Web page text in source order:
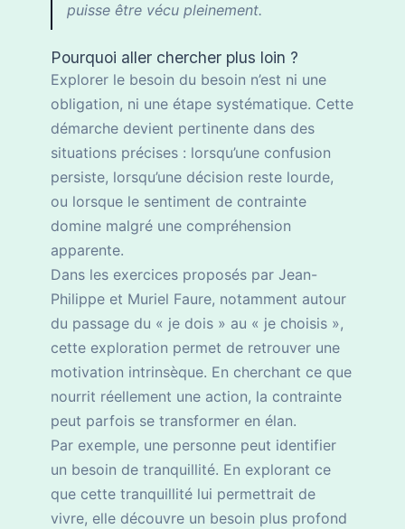
puisse être vécu pleinement.
Pourquoi aller chercher plus loin ?
Explorer le besoin du besoin n’est ni une
obligation, ni une étape systématique. Cette
démarche devient pertinente dans des
situations précises : lorsqu’une confusion
persiste, lorsqu’une décision reste lourde,
ou lorsque le sentiment de contrainte
domine malgré une compréhension
apparente.
Dans les exercices proposés par Jean-
Philippe et Muriel Faure, notamment autour
du passage du « je dois » au « je choisis »,
cette exploration permet de retrouver une
motivation intrinsèque. En cherchant ce que
nourrit réellement une action, la contrainte
peut parfois se transformer en élan.
Par exemple, une personne peut identifier
un besoin de tranquillité. En explorant ce
que cette tranquillité lui permettrait de
vivre, elle découvre un besoin plus profond